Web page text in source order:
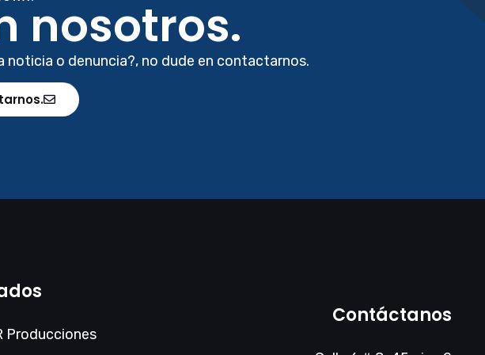
nosotros.
noticia o denuncia?, no dude en contactarnos.
Producciones
Contáctanos